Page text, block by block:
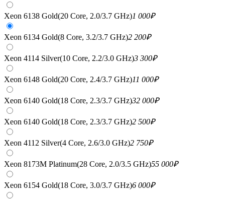
Xeon 6138 Gold(20 Core, 2.0/3.7 GHz)1 000₽
Xeon 6134 Gold(8 Core, 3.2/3.7 GHz)2 200₽
Xeon 4114 Silver(10 Core, 2.2/3.0 GHz)3 300₽
Xeon 6148 Gold(20 Core, 2.4/3.7 GHz)11 000₽
Xeon 6140 Gold(18 Core, 2.3/3.7 GHz)32 000₽
Xeon 6140 Gold(18 Core, 2.3/3.7 GHz)2 500₽
Xeon 4112 Silver(4 Core, 2.6/3.0 GHz)2 750₽
Xeon 8173M Platinum(28 Core, 2.0/3.5 GHz)55 000₽
Xeon 6154 Gold(18 Core, 3.0/3.7 GHz)6 000₽